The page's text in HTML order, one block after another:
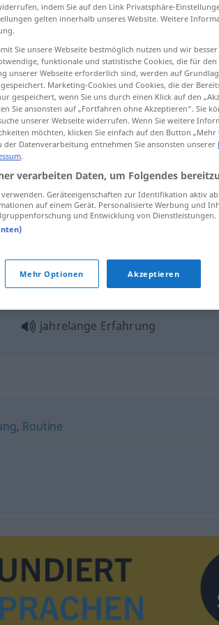
Erfahrung
mit jemandem/etwas
jahrelange Erfahrung
, Routine
indem Sie auf den Link Privatsphäre-
gelten innerhalb unseres Website. Weitere
Sie unsere Webseite bestmöglich nutzen und wir
funktionale und statistische Cookies, die für
unserer Webseite erforderlich sind, werden auf
Marketing-Cookies und Cookies, die der
gespeichert, wenn Sie uns durch einen Klick auf den
Sie ansonsten auf „Fortfahren ohne Akzeptieren“. Sie
unserer Webseite widerrufen. Wenn Sie weitere
möchten, klicken Sie einfach auf den Button „Mehr
der Datenverarbeitung entnehmen Sie ansonsten unserer
.
verarbeiten Daten, um Folgendes
Geräteeigenschaften zur Identifikation aktiv
auf einem Gerät. Personalisierte Werbung und
und Entwicklung von Dienstleistungen.
Mehr Optionen Akzeptieren